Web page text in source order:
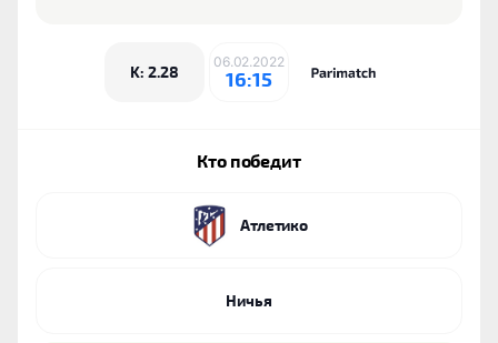
K: 2.28
06.02.2022
16:15
Кто победит
Атлетико
Ничья